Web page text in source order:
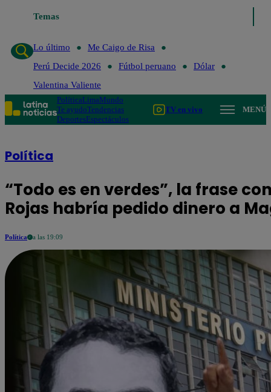
Temas
Lo último
Me Caigo de Risa
Perú Decide 2026
Fútbol peruano
Dólar
Valentina Valiente
PolíticaLimaMundo
Te ayudoTendencias
DeportesEspectáculos
TV en vivo MENÚ
Política
“Todo es en verdes”, la frase
Rojas habría pedido dinero a
Política a las 19:09